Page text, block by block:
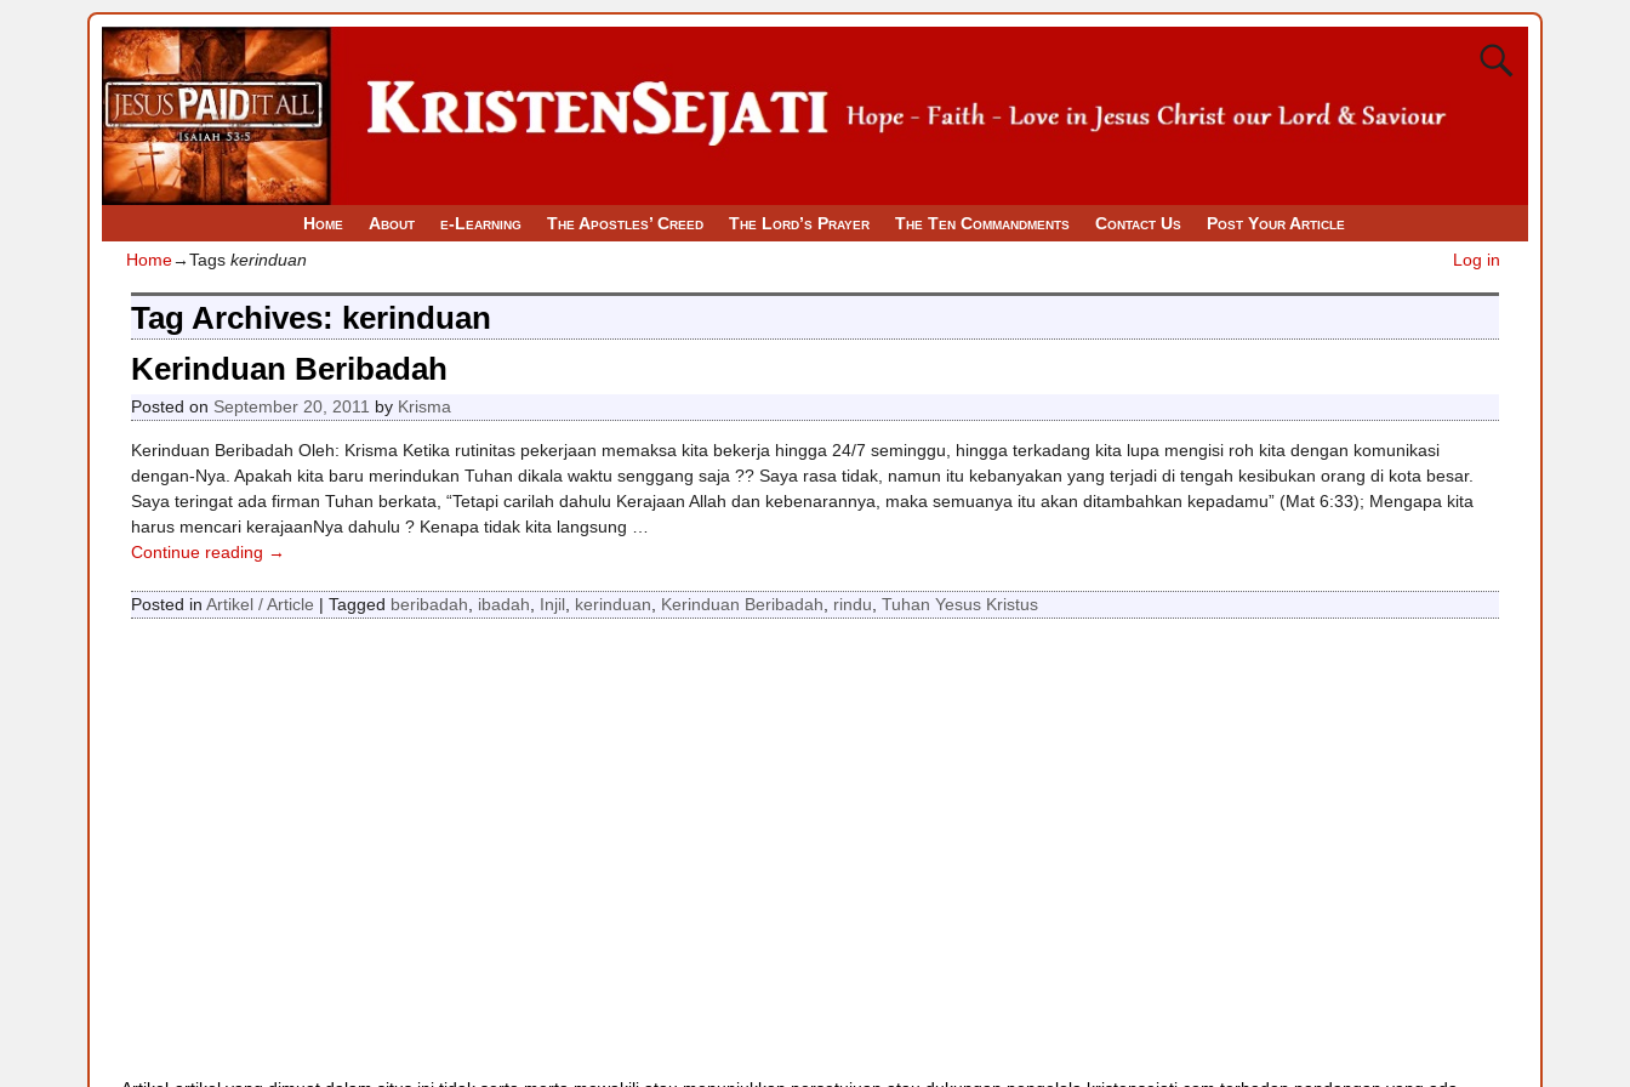
Home About e-Learning The Apostles’ Creed The Lord’s Prayer The Ten Commandments Contact Us
Post Your Article
Home→Tags kerinduan Log in
Tag Archives: kerinduan
Kerinduan Beribadah
Posted on September 20, 2011 by Krisma
Kerinduan Beribadah Oleh: Krisma Ketika rutinitas pekerjaan memaksa kita bekerja hingga 24/7 seminggu, hingga terkadang kita lupa mengisi roh kita dengan komunikasi
dengan-Nya. Apakah kita baru merindukan Tuhan dikala waktu senggang saja ?? Saya rasa tidak, namun itu kebanyakan yang terjadi di tengah kesibukan orang di kota besar.
Saya teringat ada firman Tuhan berkata, “Tetapi carilah dahulu Kerajaan Allah dan kebenarannya, maka semuanya itu akan ditambahkan kepadamu” (Mat 6:33); Mengapa kita
harus mencari kerajaanNya dahulu ? Kenapa tidak kita langsung
Continue reading →
Posted in Artikel / Article | Tagged beribadah ibadah Injil, kerinduan Kerinduan Beribadah rindu Tuhan Yesus Kristus